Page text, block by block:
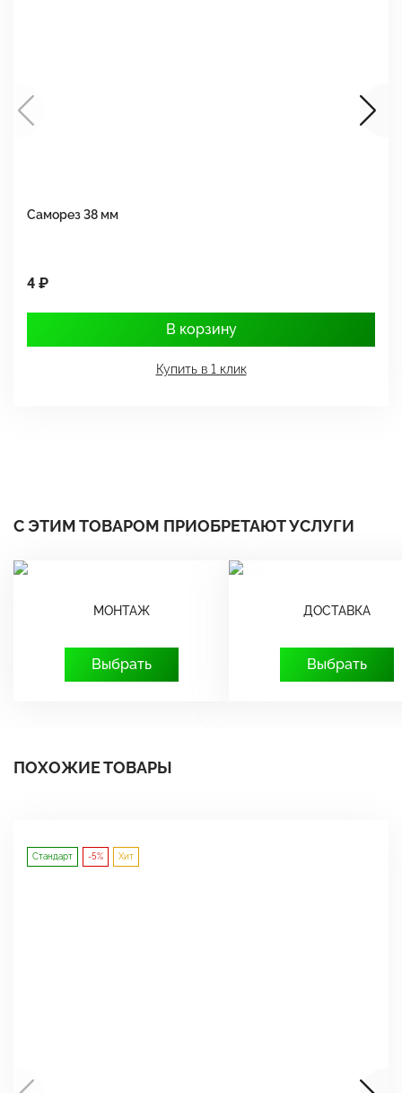
Саморез 38 мм
4 ₽
В корзину
Купить в 1 клик
С ЭТИМ ТОВАРОМ ПРИОБРЕТАЮТ УСЛУГИ
МОНТАЖ
Выбрать
ДОСТАВКА
Выбрать
ПОХОЖИЕ ТОВАРЫ
Стандарт -5% Хит